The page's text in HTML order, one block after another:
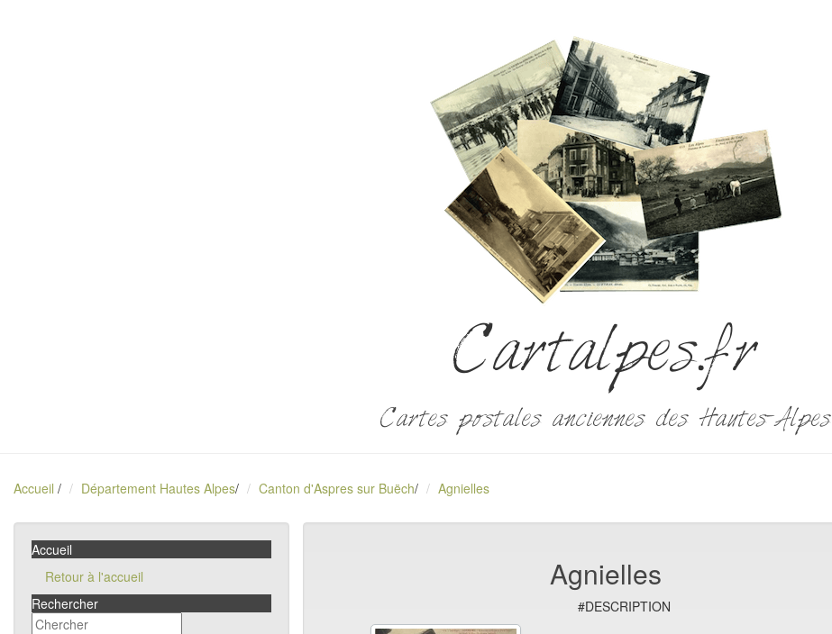
Cartalpes.fr
Cartes postales anciennes des Hautes-Alpes
Accueil / Département Hautes Alpes/ Canton d'Aspres sur Buëch/ Agnielles
Accueil
Retour à l'accueil
Rechercher
Agnielles
#DESCRIPTION